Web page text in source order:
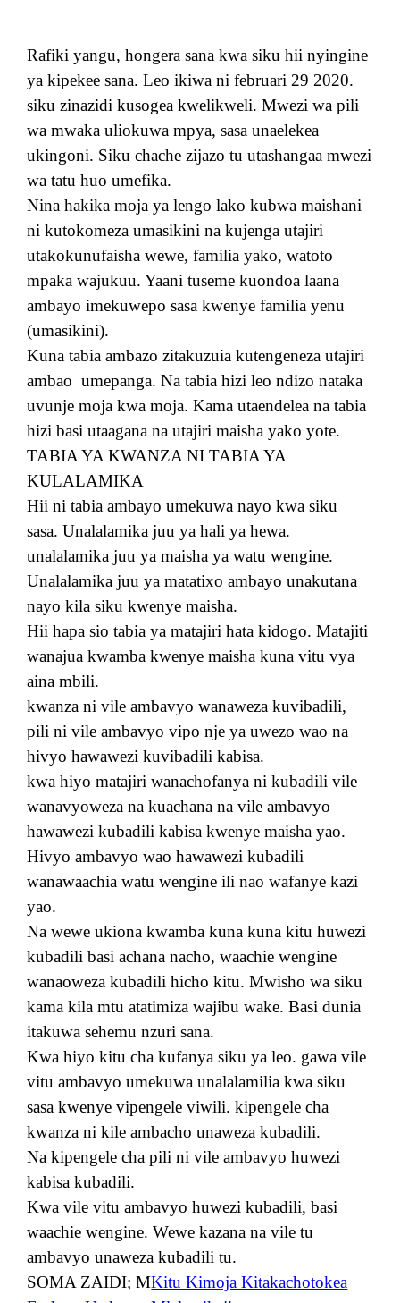
Rafiki yangu, hongera sana kwa siku hii nyingine
ya kipekee sana. Leo ikiwa ni februari 29 2020.
siku zinazidi kusogea kwelikweli. Mwezi wa pili
wa mwaka uliokuwa mpya, sasa unaelekea
ukingoni. Siku chache zijazo tu utashangaa mwezi
wa tatu huo umefika.
Nina hakika moja ya lengo lako kubwa maishani
ni kutokomeza umasikini na kujenga utajiri
utakokunufaisha wewe, familia yako, watoto
mpaka wajukuu. Yaani tuseme kuondoa laana
ambayo imekuwepo sasa kwenye familia yenu
(umasikini).
Kuna tabia ambazo zitakuzuia kutengeneza utajiri
ambao umepanga. Na tabia hizi leo ndizo nataka
uvunje moja kwa moja. Kama utaendelea na tabia
hizi basi utaagana na utajiri maisha yako yote.
TABIA YA KWANZA NI TABIA YA
KULALAMIKA
Hii ni tabia ambayo umekuwa nayo kwa siku
sasa. Unalalamika juu ya hali ya hewa.
unalalamika juu ya maisha ya watu wengine.
Unalalamika juu ya matatixo ambayo unakutana
nayo kila siku kwenye maisha.
Hii hapa sio tabia ya matajiri hata kidogo. Matajiti
wanajua kwamba kwenye maisha kuna vitu vya
aina mbili.
kwanza ni vile ambavyo wanaweza kuvibadili,
pili ni vile ambavyo vipo nje ya uwezo wao na
hivyo hawawezi kuvibadili kabisa.
kwa hiyo matajiri wanachofanya ni kubadili vile
wanavyoweza na kuachana na vile ambavyo
hawawezi kubadili kabisa kwenye maisha yao.
Hivyo ambavyo wao hawawezi kubadili
wanawaachia watu wengine ili nao wafanye kazi
yao.
Na wewe ukiona kwamba kuna kuna kitu huwezi
kubadili basi achana nacho, waachie wengine
wanaoweza kubadili hicho kitu. Mwisho wa siku
kama kila mtu atatimiza wajibu wake. Basi dunia
itakuwa sehemu nzuri sana.
Kwa hiyo kitu cha kufanya siku ya leo. gawa vile
vitu ambavyo umekuwa unalalamilia kwa siku
sasa kwenye vipengele viwili. kipengele cha
kwanza ni kile ambacho unaweza kubadili.
Na kipengele cha pili ni vile ambavyo huwezi
kabisa kubadili.
Kwa vile vitu ambavyo huwezi kubadili, basi
waachie wengine. Wewe kazana na vile tu
ambavyo unaweza kubadili tu.
SOMA ZAIDI; MKitu Kimoja Kitakachotokea